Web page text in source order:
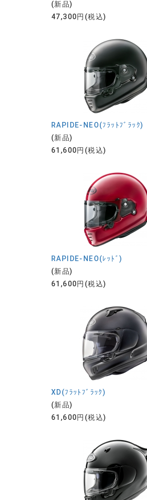
(新品)
47,300円(税込)
RAPIDE-NEO(ﾌﾗｯﾄﾌﾞﾗｯｸ)
(新品)
61,600円(税込)
RAPIDE-NEO(ﾚｯﾄﾞ)
(新品)
61,600円(税込)
XD(ﾌﾗｯﾄﾌﾞﾗｯｸ)
(新品)
61,600円(税込)